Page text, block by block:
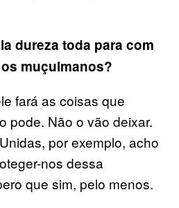
dureza toda para com
muçulmanos?
fará as coisas que
pode. Não o vão deixar.
por exemplo, acho
nos dessa
que sim, pelo menos.